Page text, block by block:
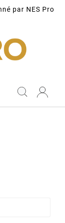
par NES Pro